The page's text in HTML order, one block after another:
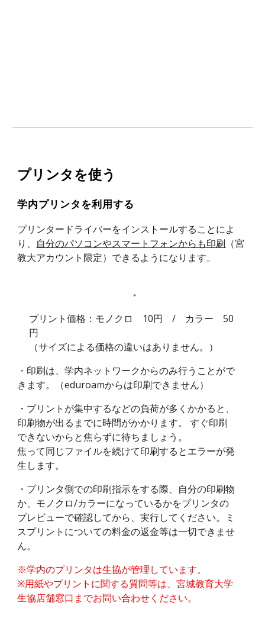
プリンタを使う
学内プリンタを利用する
プリンタードライバーをインストールすることによ
り、 自分のパソコンやスマートフォンからも印刷 （宮
教大アカウント限定） できるようになります。
プリント価格：モノクロ 10円 / カラー 50
円
（サイズによる価格の違いはありません。）
・印刷は、学内ネットワークからのみ行うことがで
きます。（eduroamからは印刷できません）
・ プリントが集中するなどの負荷が多くかかると、
印刷物が出るまでに時間がかかります。 すぐ印刷
できないからと焦らずに待ちましょう。
焦って同じファイルを続けて印刷するとエラーが発
生します。
・ プリンタ側での印刷指示をする際、自分の印刷物
か、モノクロ/カラーになっているかをプリンタの
プレビューで確認してから、実行してください。ミ
スプリントについての料金の返金等は一切できませ
ん。
※学内のプリンタは生協が管理しています。
※用紙やプリントに関する質問等は、宮城教育大学
生協店舗窓口までお問い合わせください。